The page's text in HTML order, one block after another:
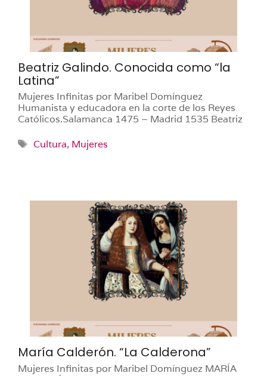
Beatriz Galindo. Conocida como “la
Latina”
Mujeres Infinitas por Maribel Domínguez
Humanista y educadora en la corte de los Reyes
Católicos.Salamanca 1475 – Madrid 1535 Beatriz
Etiquetas
Cultura, Mujeres
María Calderón. “La Calderona”
Mujeres Infinitas por Maribel Domínguez MARÍA